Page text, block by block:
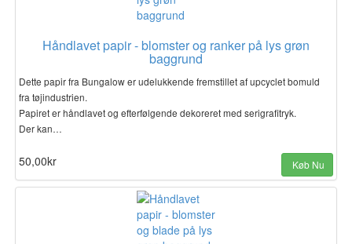
Håndlavet papir - blomster og ranker på lys grøn
baggrund
Dette papir fra Bungalow er udelukkende fremstillet af upcyclet bomuld
fra tøjindustrien.
Papiret er håndlavet og efterfølgende dekoreret med serigrafitryk.
Der kan…
50,00kr Køb Nu